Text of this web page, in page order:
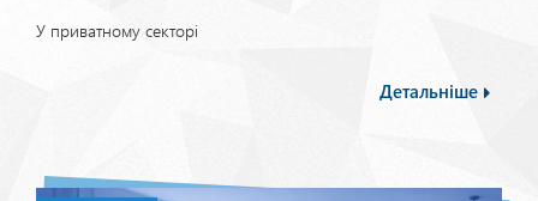
У приватному секторі
Детальніше